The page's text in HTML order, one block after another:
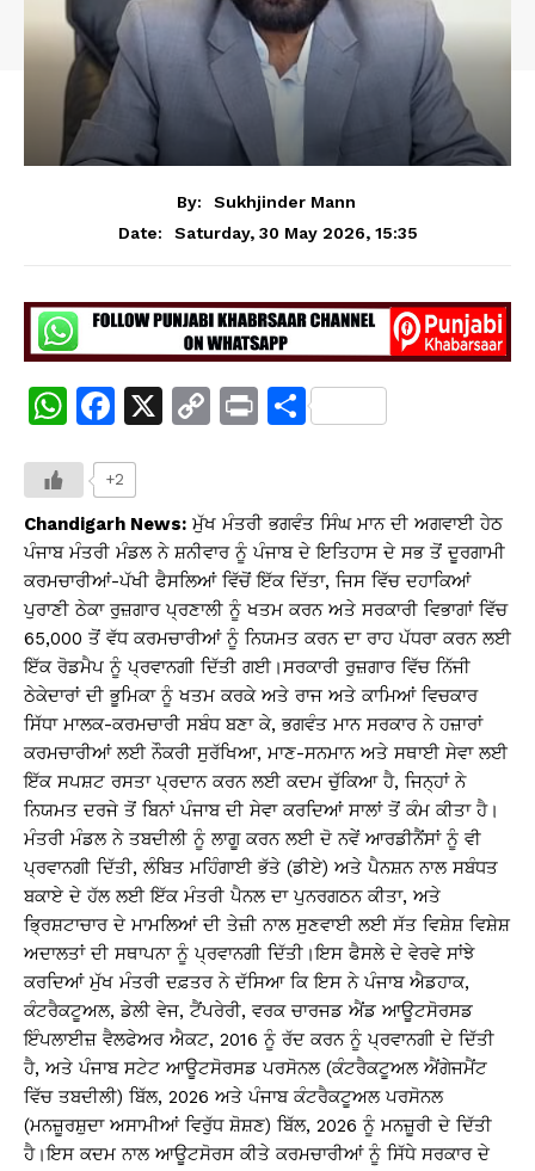
By:
Sukhjinder Mann
Date:
Saturday, 30 May 2026, 15:35
W
at
s
A
p
p
F
c
e
b
o
o
k
X
C
y
Li
n
k
Pr S
e
+2
Chandigarh News: ਮੁੱਖ ਮੰਤਰੀ ਭਗਵੰਤ ਸਿੰਘ ਮਾਨ ਦੀ ਅਗਵਾਈ ਹੇਠ
ਪੰਜਾਬ ਮੰਤਰੀ ਮੰਡਲ ਨੇ ਸ਼ਨੀਵਾਰ ਨੂੰ ਪੰਜਾਬ ਦੇ ਇਤਿਹਾਸ ਦੇ ਸਭ ਤੋਂ ਦੂਰਗਾਮੀ
ਕਰਮਚਾਰੀਆਂ-ਪੱਖੀ ਫੈਸਲਿਆਂ ਵਿੱਚੋਂ ਇੱਕ ਦਿੱਤਾ, ਜਿਸ ਵਿੱਚ ਦਹਾਕਿਆਂ
ਪੁਰਾਣੀ ਠੇਕਾ ਰੁਜ਼ਗਾਰ ਪ੍ਰਣਾਲੀ ਨੂੰ ਖਤਮ ਕਰਨ ਅਤੇ ਸਰਕਾਰੀ ਵਿਭਾਗਾਂ ਵਿੱਚ
65,000 ਤੋਂ ਵੱਧ ਕਰਮਚਾਰੀਆਂ ਨੂੰ ਨਿਯਮਤ ਕਰਨ ਦਾ ਰਾਹ ਪੱਧਰਾ ਕਰਨ ਲਈ
ਇੱਕ ਰੋਡਮੈਪ ਨੂੰ ਪ੍ਰਵਾਨਗੀ ਦਿੱਤੀ ਗਈ।ਸਰਕਾਰੀ ਰੁਜ਼ਗਾਰ ਵਿੱਚ ਨਿੱਜੀ
ਠੇਕੇਦਾਰਾਂ ਦੀ ਭੂਮਿਕਾ ਨੂੰ ਖਤਮ ਕਰਕੇ ਅਤੇ ਰਾਜ ਅਤੇ ਕਾਮਿਆਂ ਵਿਚਕਾਰ
ਸਿੱਧਾ ਮਾਲਕ-ਕਰਮਚਾਰੀ ਸਬੰਧ ਬਣਾ ਕੇ, ਭਗਵੰਤ ਮਾਨ ਸਰਕਾਰ ਨੇ ਹਜ਼ਾਰਾਂ
ਕਰਮਚਾਰੀਆਂ ਲਈ ਨੌਕਰੀ ਸੁਰੱਖਿਆ, ਮਾਣ-ਸਨਮਾਨ ਅਤੇ ਸਥਾਈ ਸੇਵਾ ਲਈ
ਇੱਕ ਸਪਸ਼ਟ ਰਸਤਾ ਪ੍ਰਦਾਨ ਕਰਨ ਲਈ ਕਦਮ ਚੁੱਕਿਆ ਹੈ, ਜਿਨ੍ਹਾਂ ਨੇ
ਨਿਯਮਤ ਦਰਜੇ ਤੋਂ ਬਿਨਾਂ ਪੰਜਾਬ ਦੀ ਸੇਵਾ ਕਰਦਿਆਂ ਸਾਲਾਂ ਤੋਂ ਕੰਮ ਕੀਤਾ ਹੈ।
ਮੰਤਰੀ ਮੰਡਲ ਨੇ ਤਬਦੀਲੀ ਨੂੰ ਲਾਗੂ ਕਰਨ ਲਈ ਦੋ ਨਵੇਂ ਆਰਡੀਨੈਂਸਾਂ ਨੂੰ ਵੀ
ਪ੍ਰਵਾਨਗੀ ਦਿੱਤੀ, ਲੰਬਿਤ ਮਹਿੰਗਾਈ ਭੱਤੇ (ਡੀਏ) ਅਤੇ ਪੈਨਸ਼ਨ ਨਾਲ ਸਬੰਧਤ
ਬਕਾਏ ਦੇ ਹੱਲ ਲਈ ਇੱਕ ਮੰਤਰੀ ਪੈਨਲ ਦਾ ਪੁਨਰਗਠਨ ਕੀਤਾ, ਅਤੇ
ਭ੍ਰਿਸ਼ਟਾਚਾਰ ਦੇ ਮਾਮਲਿਆਂ ਦੀ ਤੇਜ਼ੀ ਨਾਲ ਸੁਣਵਾਈ ਲਈ ਸੱਤ ਵਿਸ਼ੇਸ਼ ਵਿਸ਼ੇਸ਼
ਅਦਾਲਤਾਂ ਦੀ ਸਥਾਪਨਾ ਨੂੰ ਪ੍ਰਵਾਨਗੀ ਦਿੱਤੀ।ਇਸ ਫੈਸਲੇ ਦੇ ਵੇਰਵੇ ਸਾਂਝੇ
ਕਰਦਿਆਂ ਮੁੱਖ ਮੰਤਰੀ ਦਫ਼ਤਰ ਨੇ ਦੱਸਿਆ ਕਿ ਇਸ ਨੇ ਪੰਜਾਬ ਐਡਹਾਕ,
ਕੰਟਰੈਕਟੂਅਲ, ਡੇਲੀ ਵੇਜ, ਟੈਂਪਰੇਰੀ, ਵਰਕ ਚਾਰਜਡ ਐਂਡ ਆਊਟਸੋਰਸਡ
ਇੰਪਲਾਈਜ਼ ਵੈਲਫੇਅਰ ਐਕਟ, 2016 ਨੂੰ ਰੱਦ ਕਰਨ ਨੂੰ ਪ੍ਰਵਾਨਗੀ ਦੇ ਦਿੱਤੀ
ਹੈ, ਅਤੇ ਪੰਜਾਬ ਸਟੇਟ ਆਊਟਸੋਰਸਡ ਪਰਸੋਨਲ (ਕੰਟਰੈਕਟੂਅਲ ਐਂਗੇਜਮੈਂਟ
ਵਿੱਚ ਤਬਦੀਲੀ) ਬਿੱਲ, 2026 ਅਤੇ ਪੰਜਾਬ ਕੰਟਰੈਕਟੂਅਲ ਪਰਸੋਨਲ
(ਮਨਜ਼ੂਰਸ਼ੁਦਾ ਅਸਾਮੀਆਂ ਵਿਰੁੱਧ ਸ਼ੋਸ਼ਣ) ਬਿੱਲ, 2026 ਨੂੰ ਮਨਜ਼ੂਰੀ ਦੇ ਦਿੱਤੀ
ਹੈ।ਇਸ ਕਦਮ ਨਾਲ ਆਊਟਸੋਰਸ ਕੀਤੇ ਕਰਮਚਾਰੀਆਂ ਨੂੰ ਸਿੱਧੇ ਸਰਕਾਰ ਦੇ